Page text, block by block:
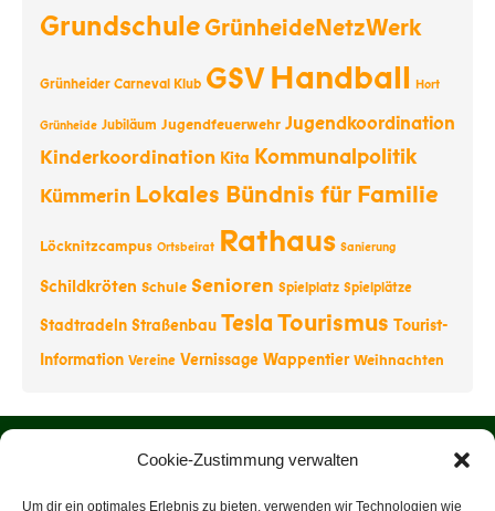
Cookie-Zustimmung verwalten
Um dir ein optimales Erlebnis zu bieten, verwenden wir Technologien wie
GrundschuleGrünheideNetzWerk
Grünheider Carneval Klub GSVHandball Hort
Grünheide Jubiläum Jugendfeuerwehr Jugendkoordination
Kinderkoordination Kita Kommunalpolitik
Kümmerin Lokales Bündnis für Familie
Löcknitzcampus Ortsbeirat Rathaus Sanierung
Schildkröten Schule Senioren Spielplatz Spielplätze
Stadtradeln Straßenbau TeslaTourismus Tourist-
Information Vereine Vernissage Wappentier Weihnachten